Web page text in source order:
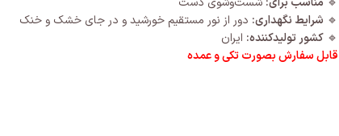
🔹 شرایط نگهداری: دور از نور مستقیم خورشید و در جای خشک و خنک
🔹کشور تولیدکننده: ایران
قابل سفارش بصورت تکی و عمده